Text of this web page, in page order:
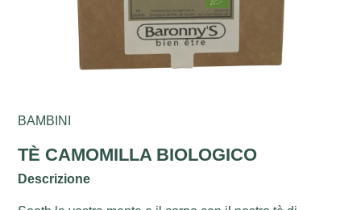
BAMBINI
TÈ CAMOMILLA BIOLOGICO
Descrizione